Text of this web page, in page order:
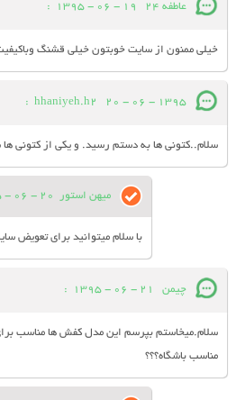
عاطفه 24 19 - 06 - 1395
:
خیلی ممنون از سایت خوبتون خیلی قشنگ
hhaniyeh.h2 20 - 06 - 1395
:
سلام..کتونی ها به دستم رسید. و یکی از کتونی
میهن استور 20 - 06 - 1395
با سلام میتوانید برای تعویض
چیمن 21 - 06 - 1395
:
سلام.میخاستم بپرسم این مدل کفش ها مناسب
مناسب باشگاه؟؟؟